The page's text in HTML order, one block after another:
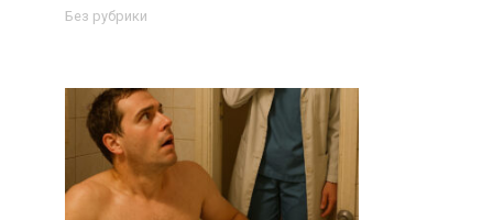
Без рубрики